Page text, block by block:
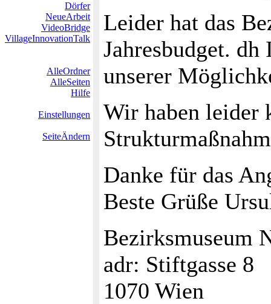
Dörfer
NeueArbeit
VideoBridge
VillageInnovationTalk
AlleOrdner
AlleSeiten
Hilfe
Einstellungen
SeiteÄndern
Leider hat das
Jahresbudget.
unserer
Wir haben leider
Danke für das
Beste Grüße
Bezirksmuseum
adr: Stiftgasse 8
1070 Wien